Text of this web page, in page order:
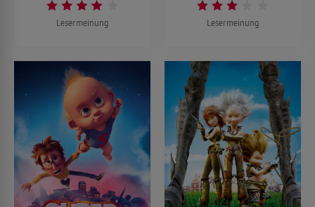
Lesermeinung Lesermeinung